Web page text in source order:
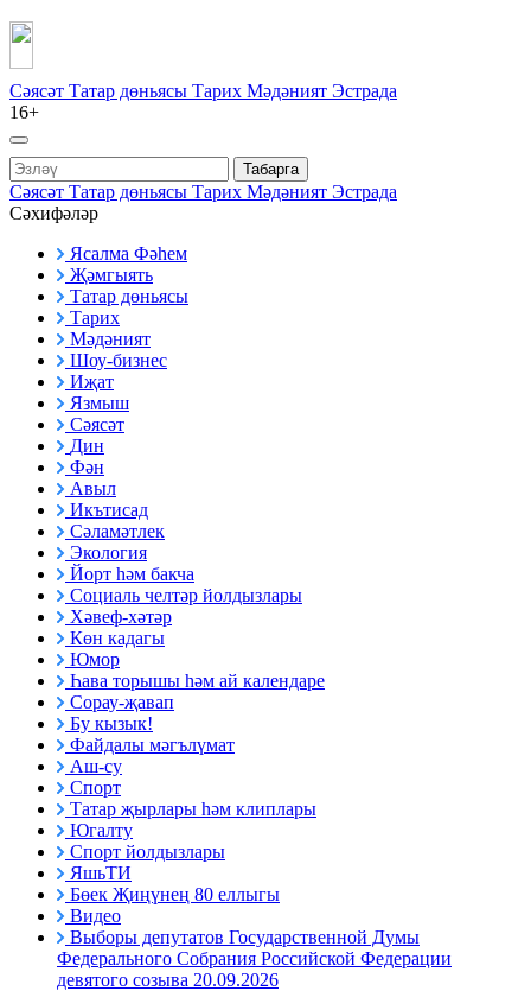
Сәясәт Татар дөньясы Тарих Мәдәният Эстрада
16+
Табарга
Сәясәт Татар дөньясы Тарих Мәдәният Эстрада
Сәхифәләр
Ясалма Фәһем
Җәмгыять
Татар дөньясы
Тарих
Мәдәният
Шоу-бизнес
Иҗат
Язмыш
Сәясәт
Дин
Фән
Авыл
Икътисад
Сәламәтлек
Экология
Йорт һәм бакча
Социаль челтәр йолдызлары
Хәвеф-хәтәр
Көн кадагы
Юмор
Һава торышы һәм ай календаре
Сорау-җавап
Бу кызык!
Файдалы мәгълүмат
Аш-су
Спорт
Татар җырлары һәм клиплары
Югалту
Спорт йолдызлары
ЯшьТИ
Бөек Җиңүнең 80 еллыгы
Видео
Выборы депутатов Государственной Думы
Федерального Собрания Российской Федерации
девятого созыва 20.09.2026